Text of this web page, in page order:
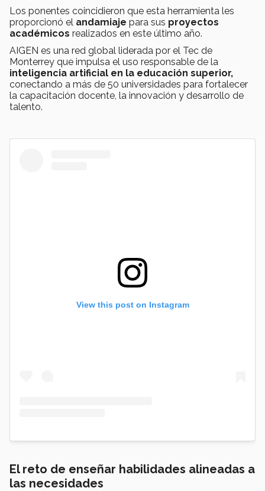
Los ponentes coincidieron que esta herramienta les
proporcionó el andamiaje para sus proyectos
académicos realizados en este último año.
AIGEN es una red global liderada por el Tec de
Monterrey que impulsa el uso responsable de la
inteligencia artificial en la educación superior,
conectando a más de 50 universidades para fortalecer
la capacitación docente, la innovación y desarrollo de
talento.
View this post on Instagram
El reto de enseñar habilidades alineadas a
las necesidades